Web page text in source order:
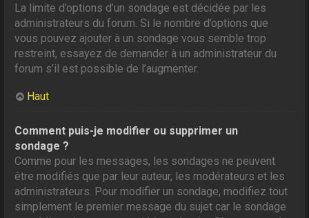
La limite d’options d’un sondage est décidée par les
administrateurs du forum. Si le nombre d’options que
vous pouvez ajouter à un sondage vous semble trop
restreint, essayez de demander à un administrateur du
forum s’il est possible de l’augmenter.
Haut
Comment puis-je modifier ou supprimer un
sondage ?
Comme pour les messages, les sondages ne peuvent
être modifiés que par leur auteur, les modérateurs et les
administrateurs. Pour modifier un sondage, modifiez tout
simplement le premier message du sujet car le sondage